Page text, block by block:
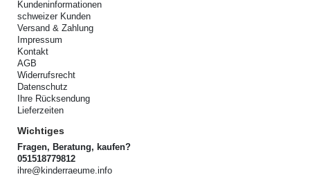
Kundeninformationen
schweizer Kunden
Versand & Zahlung
Impressum
Kontakt
AGB
Widerrufsrecht
Datenschutz
Ihre Rücksendung
Lieferzeiten
Wichtiges
Fragen, Beratung, kaufen?
051518779812
ihre@kinderraeume.info